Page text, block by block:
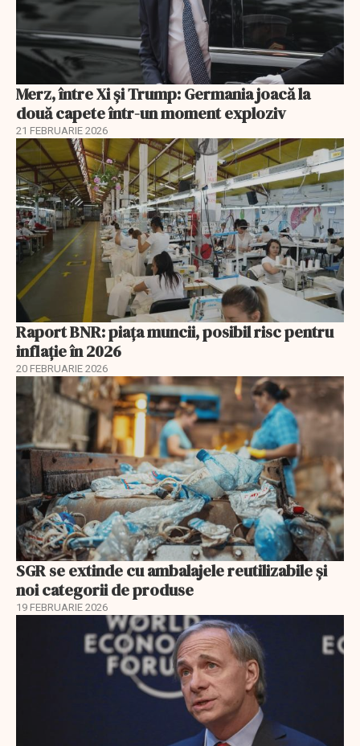
Merz, între Xi și Trump: Germania joacă la
două capete într-un moment exploziv
21 FEBRUARIE 2026
Raport BNR: piața muncii, posibil risc pentru
inflație în 2026
20 FEBRUARIE 2026
SGR se extinde cu ambalajele reutilizabile și
noi categorii de produse
19 FEBRUARIE 2026